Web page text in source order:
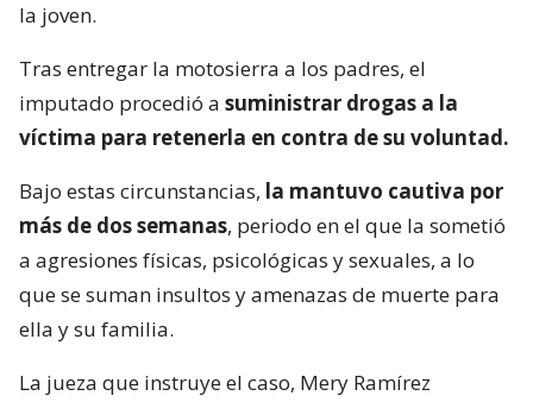
la joven.
Tras entregar la motosierra a los padres, el
imputado procedió a suministrar drogas a la
víctima para retenerla en contra de su voluntad.
Bajo estas circunstancias, la mantuvo cautiva por
más de dos semanas, periodo en el que la sometió
a agresiones físicas, psicológicas y sexuales, a lo
que se suman insultos y amenazas de muerte para
ella y su familia.
La jueza que instruye el caso, Mery Ramírez